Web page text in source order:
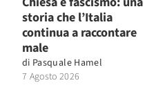
storia che l’Italia
continua a raccontare
male
di Pasquale Hamel
7 Agosto 2026